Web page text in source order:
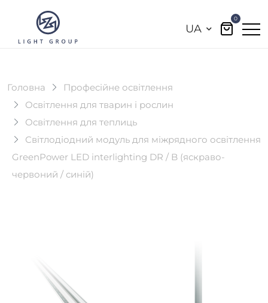
UA
0
Головна
Професійне освітлення
Освітлення для тварин і рослин
Освітлення для теплиць
Світлодіодний модуль для міжрядного освітлення
GreenPower LED interlighting DR / B (яскраво-
червоний / синій)